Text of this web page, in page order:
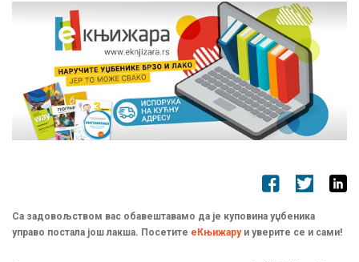
Са задовољством вас обавештавамо да је куповина уџбеника
управо постала још лакша. Посетите еКњижару и уверите се и сами!